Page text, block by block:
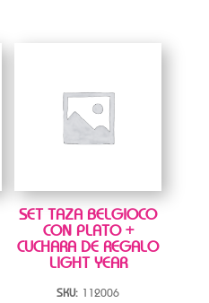
SET TAZA BELGIOCO
CON PLATO +
CUCHARA DE REGALO
LIGHT YEAR
SKU: 112006